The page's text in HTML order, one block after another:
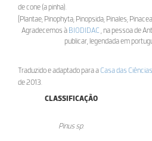
de cone (a pinha).
[Plantae; Pinophyta; Pinopsida; Pinales;
Agradecemos à BIODIDAC , na pessoa de
publicar, legendada em
Traduzido e adaptado para aCasa das Ciências
de 2013.
CLASSIFICAÇÃO
Pinus sp.